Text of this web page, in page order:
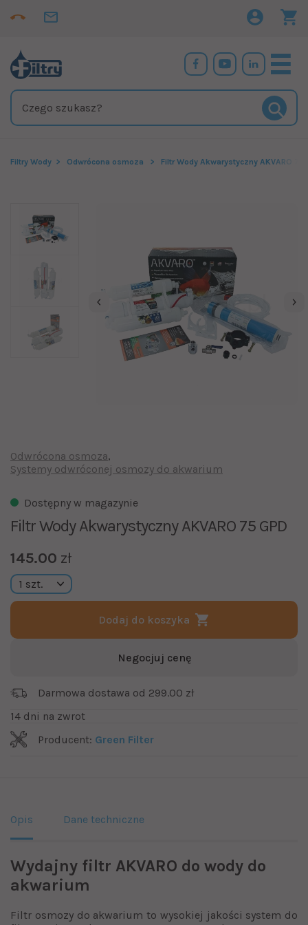
Filtry Wody Odwrócona osmoza Filtr Wody Akwarystyczny AKVARO 75
Odwrócona osmoza
Systemy odwróconej osmozy do akwarium
Dostępny w magazynie
Filtr Wody Akwarystyczny AKVARO 75 GPD
145.00 zł
Dodaj do koszyka
Negocjuj cenę
Darmowa dostawa od 299.00 zł
14 dni na zwrot
Producent: Green Filter
Opis Dane techniczne
Wydajny filtr AKVARO do wody do
akwarium
Filtr osmozy do akwarium to wysokiej jakości system do